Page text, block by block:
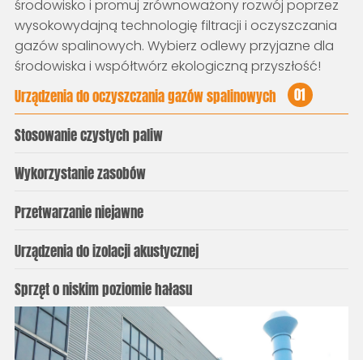
środowisko i promuj zrównoważony rozwój poprzez
wysokowydajną technologię filtracji i oczyszczania
gazów spalinowych. Wybierz odlewy przyjazne dla
środowiska i współtwórz ekologiczną przyszłość!
Urządzenia do oczyszczania gazów spalinowych
01
Stosowanie czystych paliw
Wykorzystanie zasobów
Przetwarzanie niejawne
Urządzenia do izolacji akustycznej
Sprzęt o niskim poziomie hałasu